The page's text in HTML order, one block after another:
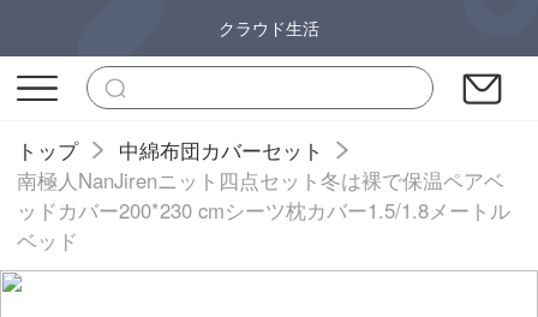
クラウド生活
トップ
中綿布団カバーセット
南極人NanJirenニット四点セット冬は裸で保温ペアベ
ッドカバー200*230 cmシーツ枕カバー1.5/1.8メートル
ベッド